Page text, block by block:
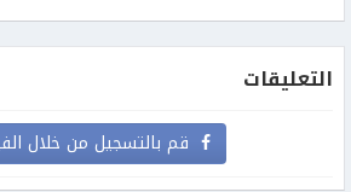
التعليقات
قم بالتسجيل من خلال